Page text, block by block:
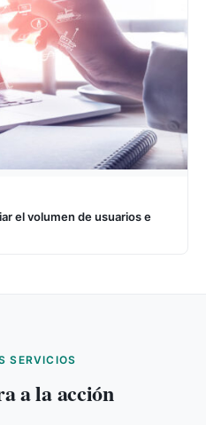
el volumen de usuarios e
SERVICIOS
a la acción